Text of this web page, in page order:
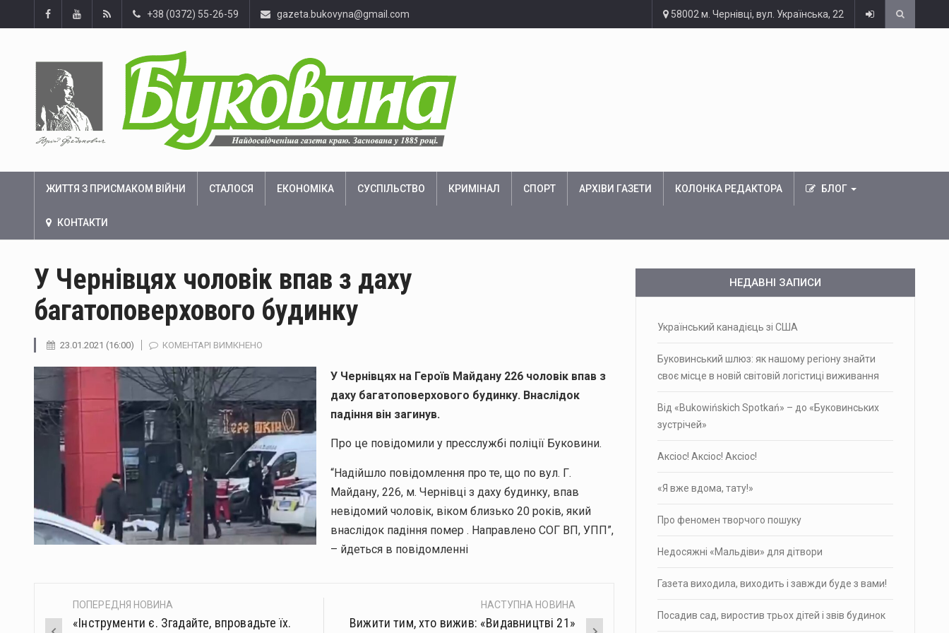
+38 (0372) 55-26-59 gazeta.bukovyna@gmail.com 58002 м. Чернівці, вул. Українська, 22
ЖИТТЯ З ПРИСМАКОМ ВІЙНИ СТАЛОСЯ ЕКОНОМІКА СУСПІЛЬСТВО КРИМІНАЛ СПОРТ АРХІВИ ГАЗЕТИ КОЛОНКА РЕДАКТОРА БЛОГ
КОНТАКТИ
У Чернівцях чоловік впав з даху
багатоповерхового будинку
23.01.2021 (16:00) КОМЕНТАРІ ВИМКНЕНО
ЧОЛОВІК
ВПАВ
З
ДАХУ
БАГАТОПОВЕРХОВОГО
БУДИНКУ
У Чернівцях на Героїв Майдану 226 чоловік впав з
даху багатоповерхового будинку. Внаслідок
падіння він загинув.
Про це повідомили у пресслужбі поліції Буковини.
“Надійшло повідомлення про те, що по вул. Г.
Майдану, 226, м. Чернівці з даху будинку, впав
невідомий чоловік, віком близько 20 років, який
внаслідок падіння помер . Направлено СОГ ВП, УПП”,
– йдеться в повідомленні
PostПОПЕРЕДНЯ НОВИНА
«Інструменти є. Згадайте, впровадьте їх.
НАСТУПНА НОВИНА
Вижити тим, хто вижив: «Видавництві 21»
НЕДАВНІ ЗАПИСИ
Український канадієць зі США
Буковинський шлюз: як нашому регіону знайти
своє місце в новій світовій логістиці виживання
Від «Bukowińskich Spotkań» – до «Буковинських
зустрічей»
Аксіос! Аксіос! Аксіос!
«Я вже вдома, тату!»
Про фено­мен твор­чого пошуку
Недосяжні «Мальдіви» для дітвори
Газета виходила, виходить і завжди буде з вами!
Посадив сад, виростив трьох дітей і звів будинок